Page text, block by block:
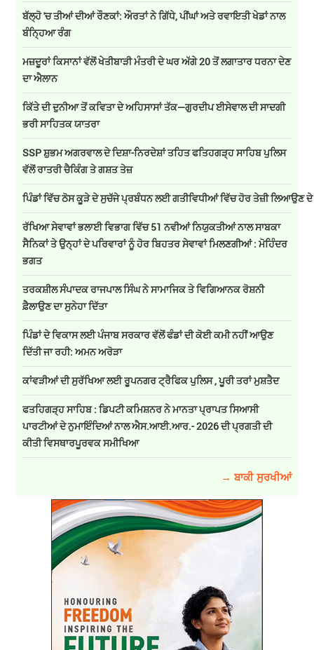
ਬੱਲ੍ਹੋ 'ਚ ਤੀਆਂ ਦੀਆਂ ਰੌਣਕਾਂ: ਔਰਤਾਂ ਨੇ ਗਿੱਧੇ, ਪੀਂਘਾਂ ਅਤੇ ਰਵਾਇਤੀ ਖੇਡਾਂ ਨਾਲ
ਬੰਨ੍ਹਿਆ ਰੰਗ
ਮਜ਼ਦੂਰਾਂ ਕਿਸਾਨਾਂ ਵੱਲੋਂ ਖੇਤੀਬਾੜੀ ਮੰਤਰੀ ਦੇ ਘਰ ਅੱਗੇ 20 ਤੋਂ ਲਗਾਤਾਰ ਧਰਨਾ ਦੇਣ
ਦਾ ਐਲਾਨ
ਕਿੱਤੇ ਦੀ ਦੁਨੀਆ ਤੋਂ ਕਵਿਤਾ ਦੇ ਅਹਿਸਾਸਾਂ ਤੱਕ—ਗੁਰਦੀਪ ਈਸੇਵਾਲ ਦੀ ਸਾਦਗੀ
ਭਰੀ ਸਾਹਿਤਕ ਯਾਤਰਾ
SSP ਸ਼ੁਭਮ ਅਗਰਵਾਲ ਦੇ ਦਿਸ਼ਾ-ਨਿਰਦੇਸ਼ਾਂ ਤਹਿਤ ਫਤਿਹਗੜ੍ਹ ਸਾਹਿਬ ਪੁਲਿਸ
ਵੱਲੋਂ ਰਾਤਰੀ ਚੈਕਿੰਗ ਤੇ ਗਸ਼ਤ ਤੇਜ਼
ਪਿੰਡਾਂ ਵਿੱਚ ਠੋਸ ਕੂੜੇ ਦੇ ਸੁਚੱਜੇ ਪ੍ਰਬੰਧਨ ਲਈ ਗਤੀਵਿਧੀਆਂ ਵਿੱਚ ਹੋਰ ਤੇਜ਼ੀ ਲਿਆਉਣ
ਰੱਖਿਆ ਸੇਵਾਵਾਂ ਭਲਾਈ ਵਿਭਾਗ ਵਿੱਚ 51 ਨਵੀਆਂ ਨਿਯੁਕਤੀਆਂ ਨਾਲ ਸਾਬਕਾ
ਸੈਨਿਕਾਂ ਤੇ ਉਨ੍ਹਾਂ ਦੇ ਪਰਿਵਾਰਾਂ ਨੂੰ ਹੋਰ ਬਿਹਤਰ ਸੇਵਾਵਾਂ ਮਿਲਣਗੀਆਂ : ਮੋਹਿੰਦਰ
ਭਗਤ
ਤਰਕਸ਼ੀਲ ਸੰਪਾਦਕ ਰਾਜਪਾਲ ਸਿੰਘ ਨੇ ਸਾਮਾਜਿਕ ਤੇ ਵਿਗਿਆਨਕ ਰੋਸ਼ਨੀ
ਫ਼ੈਲਾਉਣ ਦਾ ਸੁਨੇਹਾ ਦਿੱਤਾ
ਪਿੰਡਾਂ ਦੇ ਵਿਕਾਸ ਲਈ ਪੰਜਾਬ ਸਰਕਾਰ ਵੱਲੋਂ ਫੰਡਾਂ ਦੀ ਕੋਈ ਕਮੀ ਨਹੀਂ ਆਉਣ
ਦਿੱਤੀ ਜਾ ਰਹੀ: ਅਮਨ ਅਰੋੜਾ
ਕਾਂਵੜੀਆਂ ਦੀ ਸੁਰੱਖਿਆ ਲਈ ਰੂਪਨਗਰ ਟ੍ਰੈਫਿਕ ਪੁਲਿਸ , ਪੂਰੀ ਤਰਾਂ ਮੁਸ਼ਤੈਦ
ਫਤਹਿਗੜ੍ਹ ਸਾਹਿਬ : ਡਿਪਟੀ ਕਮਿਸ਼ਨਰ ਨੇ ਮਾਨਤਾ ਪ੍ਰਾਪਤ ਸਿਆਸੀ
ਪਾਰਟੀਆਂ ਦੇ ਨੁਮਾਇੰਦਿਆਂ ਨਾਲ ਐਸ.ਆਈ.ਆਰ.- 2026 ਦੀ ਪ੍ਰਗਤੀ ਦੀ
ਕੀਤੀ ਵਿਸਥਾਰਪੂਰਵਕ ਸਮੀਖਿਆ
→ ਬਾਕੀ ਸੁਰਖੀਆਂ